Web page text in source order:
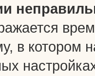
в котором